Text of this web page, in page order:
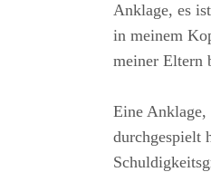
Anklage, es
in meinem
meiner Eltern
Eine Anklage,
durchgespielt